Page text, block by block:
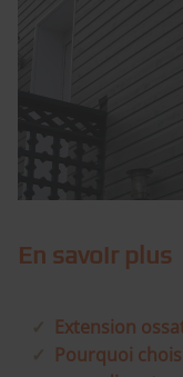
En savoir plus
Extension
Pourquoi